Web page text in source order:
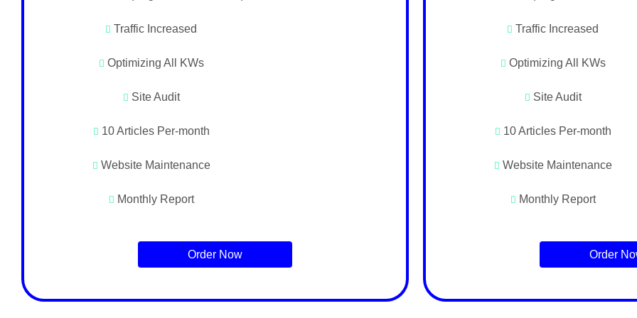
Traffic Increased
Optimizing All KWs
Site Audit
10 Articles Per-month
Website Maintenance
Monthly Report
Order Now
Traffic Increased
Optimizing All KWs
Site Audit
10 Articles Per-month
Website Maintenance
Monthly Report
Order